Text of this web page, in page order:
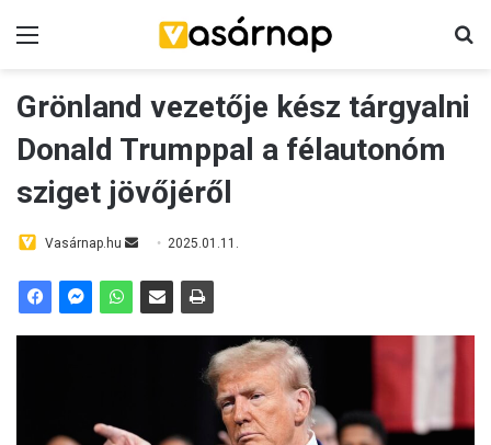
Grönland vezetője kész tárgyalni
Donald Trumppal a félautonóm
sziget jövőjéről
Vasárnap.hu 2025.01.11.